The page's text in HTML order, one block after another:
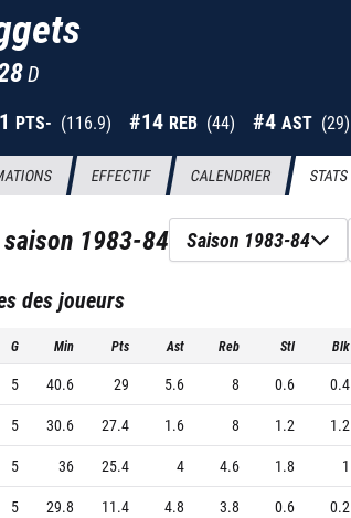
D
PTS- (116.9) #14 REB (44) #4 AST (29)
EFFECTIF CALENDRIER STATS
1983-84 Saison 1983-84
des joueurs
G Min Pts Ast Reb Stl Blk
5 40.6 29 5.6 8 0.6 0.4
5 30.6 27.4 1.6 8 1.2 1.2
5 36 25.4 4 4.6 1.8 1
5 29.8 11.4 4.8 3.8 0.6 0.2